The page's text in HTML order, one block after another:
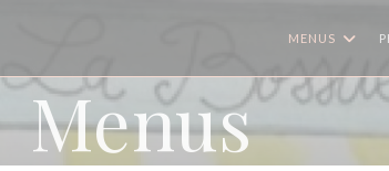
MENUS
Menus